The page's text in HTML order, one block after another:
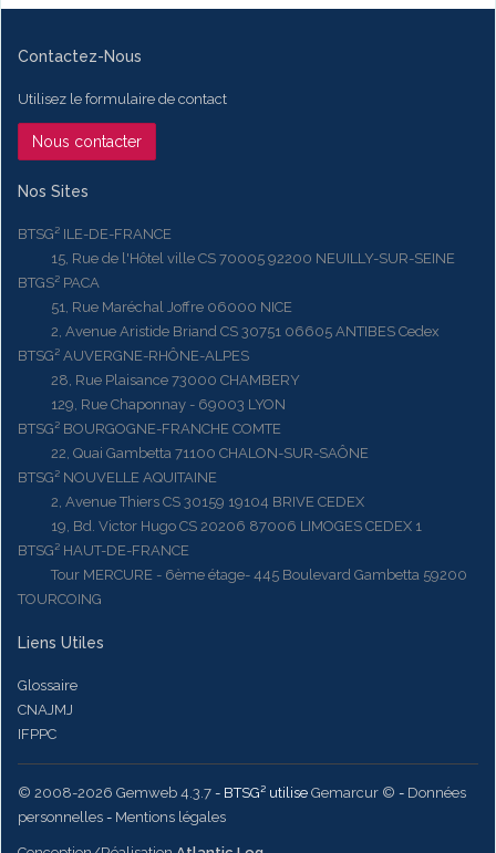
Contactez-Nous
Utilisez le formulaire de contact
Nous contacter
Nos Sites
BTSG² ILE-DE-FRANCE
15, Rue de l'Hôtel ville CS 70005 92200 NEUILLY-SUR-SEINE
BTGS² PACA
51, Rue Maréchal Joffre 06000 NICE
2, Avenue Aristide Briand CS 30751 06605 ANTIBES Cedex
BTSG² AUVERGNE-RHÔNE-ALPES
28, Rue Plaisance 73000 CHAMBERY
129, Rue Chaponnay - 69003 LYON
BTSG² BOURGOGNE-FRANCHE COMTE
22, Quai Gambetta 71100 CHALON-SUR-SAÔNE
BTSG² NOUVELLE AQUITAINE
2, Avenue Thiers CS 30159 19104 BRIVE CEDEX
19, Bd. Victor Hugo CS 20206 87006 LIMOGES CEDEX 1
BTSG² HAUT-DE-FRANCE
Tour MERCURE - 6ème étage- 445 Boulevard Gambetta 59200
TOURCOING
Liens Utiles
Glossaire
CNAJMJ
IFPPC
© 2008-2026 Gemweb 4.3.7 - BTSG² utilise Gemarcur © - Données
personnelles - Mentions légales